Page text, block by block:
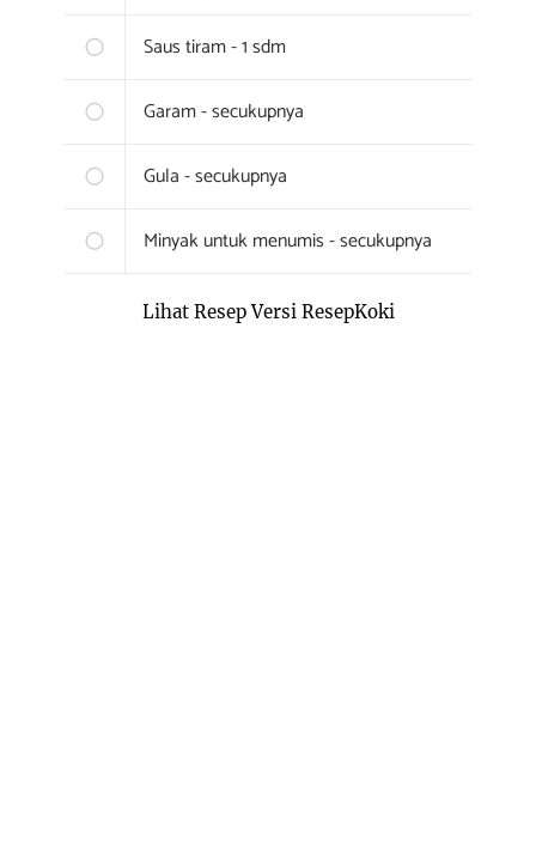
Saus tiram - 1 sdm
Garam - secukupnya
Gula - secukupnya
Minyak untuk menumis - secukupnya
Lihat Resep Versi ResepKoki